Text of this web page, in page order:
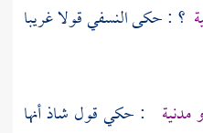
؟ : حكىالنسفيقولا غريبا
: حكي قول شاذ أنها